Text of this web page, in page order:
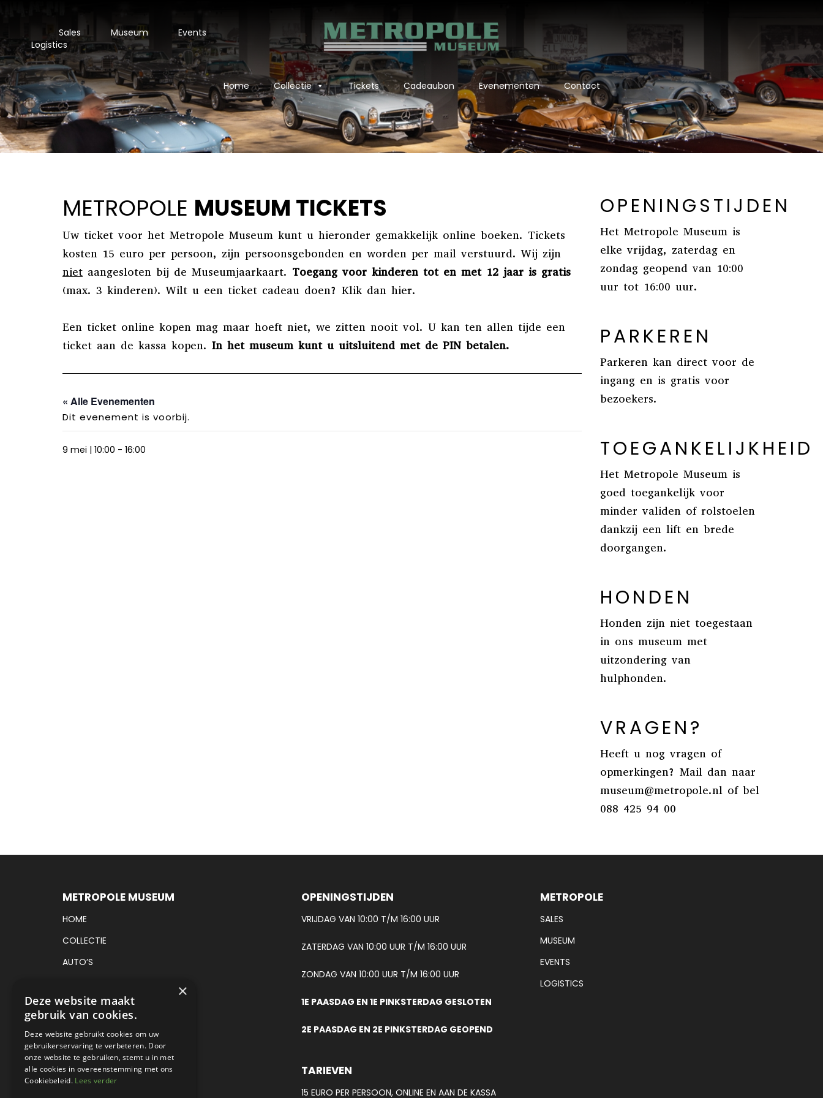
Sales Museum
Events
Logistics
Home Collectie Tickets Cadeaubon Evenementen Contact
METROPOLE MUSEUM TICKETS
Uw ticket voor het Metropole Museum kunt u hieronder gemakkelijk online boeken. Tickets
kosten 15 euro per persoon, zijn persoonsgebonden en worden per mail verstuurd. Wij zijn
niet aangesloten bij de Museumjaarkaart. Toegang voor kinderen tot en met 12 jaar is gratis
(max. 3 kinderen). Wilt u een ticket cadeau doen? Klik dan hier.
Een ticket online kopen mag maar hoeft niet, we zitten nooit vol. U kan ten allen tijde een
ticket aan de kassa kopen. In het museum kunt u uitsluitend met de PIN betalen.
« Alle Evenementen
Dit evenement is voorbij.
9 mei | 10:00 - 16:00
OPENINGSTIJDEN
Het Metropole Museum is
elke vrijdag, zaterdag en
zondag geopend van 10:00
uur tot 16:00 uur.
PARKEREN
Parkeren kan direct voor de
ingang en is gratis voor
bezoekers.
TOEGANKELIJKHEID
Het Metropole Museum is
goed toegankelijk voor
minder validen of rolstoelen
dankzij een lift en brede
doorgangen.
HONDEN
Honden zijn niet toegestaan
in ons museum met
uitzondering van
hulphonden.
VRAGEN?
Heeft u nog vragen of
opmerkingen? Mail dan naar
museum@metropole.nl of bel
088 425 94 00
METROPOLE MUSEUM
HOME
COLLECTIE
AUTO’S
TICKETS
EVENEMENTEN
CONTACT
OPENINGSTIJDEN
VRIJDAG VAN 10:00 T/M 16:00 UUR
ZATERDAG VAN 10:00 UUR T/M 16:00 UUR
ZONDAG VAN 10:00 UUR T/M 16:00 UUR
1E PAASDAG EN 1E PINKSTERDAG GESLOTEN
2E PAASDAG EN 2E PINKSTERDAG GEOPEND
TARIEVEN
15 EURO PER PERSOON, ONLINE EN AAN DE KASSA
METROPOLE
SALES
MUSEUM
EVENTS
LOGISTICS
×
Deze website maakt
gebruik van cookies.
Deze website gebruikt cookies om uw
gebruikerservaring te verbeteren. Door
onze website te gebruiken, stemt u in met
alle cookies in overeenstemming met ons
Cookiebeleid. Lees verder